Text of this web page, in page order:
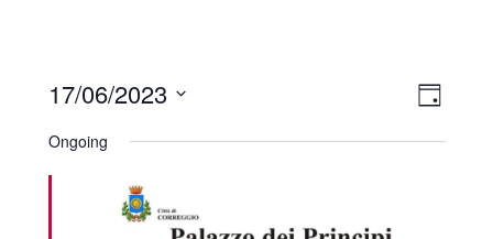
Views
Event
Views
Day
17/06/2023
date.
Ongoing